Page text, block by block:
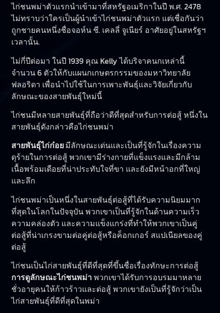
ไก่ชนพม่าตัวแรกนำเข้ามาที่สหรัฐอเมริกาในปี พ.ศ. 2478
ไม่ทราบว่าใครเป็นผู้นำเข้าไก่ชนพม่าตัวแรก แต่เชื่อกันว่า
ถูกชายคนหนึ่งชื่อจอห์น ซี. เคลลี่ จูเนียร์ อาศัยอยู่ในสหรัฐฯ
เวลานั้น.
ไม่กี่ปีต่อมา ในปี 1939 คุณ Kelly ได้บริจาคนกเหล่านี้
จำนวน 6 ตัวให้กับแผนกเกษตรกรรมของมหาวิทยาลัย
ฟลอริดา เพื่อนำไปใช้ในการเพาะพันธุ์และวิจัยเกี่ยวกับ
ลักษณะของสายพันธุ์ใหม่นี้
ไก่ชนมีหลายสายพันธุ์ที่ถือว่าดีที่สุดสำหรับการต่อสู้ หนึ่งใน
สายพันธุ์ดังกล่าวคือไก่ชนพม่า
สายพันธุ์ไก่ก๋อยมีลักษณะเด่นและเป็นที่รู้จักในเรื่องความ
ดุร้ายในการต่อสู้ พวกเขามีร่างกายที่แข็งแรงและมีกล้าม
เนื้อพร้อมเดือยที่น่าประทับใจที่ขา และยังมีหน้าอกที่ใหญ่
และลึก
ไก่ชนพม่าเป็นหนึ่งในสายพันธุ์ต่อสู้ที่ได้รับความนิยมมาก
ที่สุดในโลกในปัจจุบัน พวกเขาเป็นที่รู้จักในด้านความเร็ว
ความคล่องตัว และความแข็งแกร่งที่ทำให้พวกเขาเป็นคู่
ต่อสู้ที่น่าเกรงขามต่อคู่ต่อสู้หรือค็อกเกอร์ สแปเนียลของคู่
ต่อสู้
ไก่ชนเป็นไก่สายพันธุ์ที่ดีที่สุดที่ขึ้นชื่อเรื่องทักษะการต่อสู้
การดูลักษณะไก่ชนพม่าพวกเขาได้รับการอบรมมาหลาย
ชั่วอายุคนให้ก้าวร้าวและต่อสู้ พวกเขายังเป็นที่รู้จักว่าเป็น
ไก่สายพันธุ์ที่ดีที่สุดในพม่า